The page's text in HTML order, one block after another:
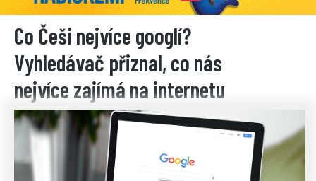
Co Češi nejvíce googlí?
Vyhledávač přiznal, co nás
nejvíce zajímá na internetu